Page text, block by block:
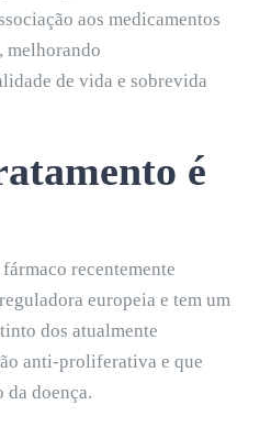
aos medicamentos
melhorando
de vida e sobrevida
é
recentemente
europeia e tem um
dos atualmente
anti-proliferativa e que
da doença.